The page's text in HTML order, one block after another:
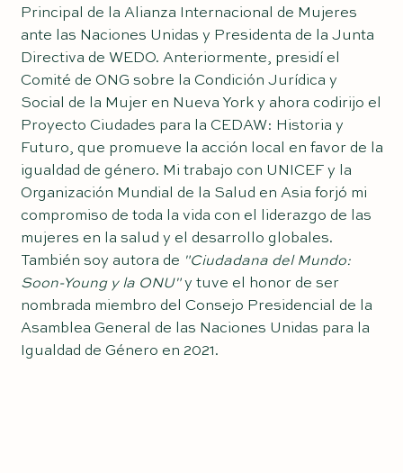
Principal de la Alianza Internacional de Mujeres
ante las Naciones Unidas y Presidenta de la Junta
Directiva de WEDO. Anteriormente, presidí el
Comité de ONG sobre la Condición Jurídica y
Social de la Mujer en Nueva York y ahora codirijo el
Proyecto Ciudades para la CEDAW: Historia y
Futuro, que promueve la acción local en favor de la
igualdad de género. Mi trabajo con UNICEF y la
Organización Mundial de la Salud en Asia forjó mi
compromiso de toda la vida con el liderazgo de las
mujeres en la salud y el desarrollo globales.
También soy autora de "Ciudadana del Mundo:
Soon-Young y la ONU"y tuve el honor de ser
nombrada miembro del Consejo Presidencial de la
Asamblea General de las Naciones Unidas para la
Igualdad de Género en 2021.